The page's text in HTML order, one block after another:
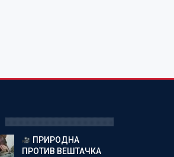
ПРИРОДНА
ПРОТИВ ВЕШТАЧКА